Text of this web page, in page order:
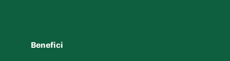
Benefici